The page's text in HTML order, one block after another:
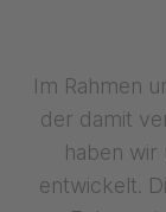
Im Rahmen
der damit
haben
entwickelt.